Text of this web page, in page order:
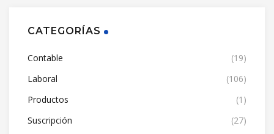
CATEGORÍAS
Contable
(19)
Laboral
(106)
Productos
(1)
Suscripción
(27)